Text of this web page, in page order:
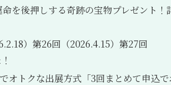
を後押しする奇跡の宝物プレゼント！
）第26回（2026.4.15）第27回
オトクな出展方式「3回まとめて申込